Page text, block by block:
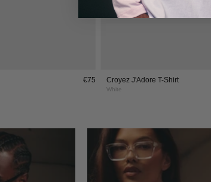
€75 Croyez J'Adore T-Shirt
White